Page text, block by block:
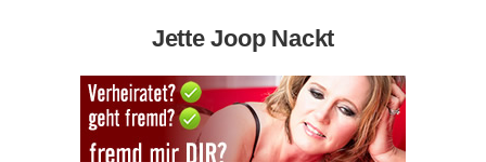
Jette Joop Nackt